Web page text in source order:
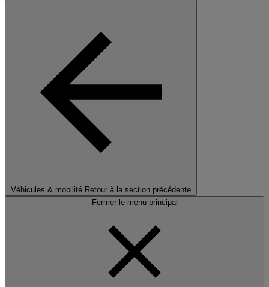
Véhicules & mobilité Retour à la section précédente
Fermer le menu principal